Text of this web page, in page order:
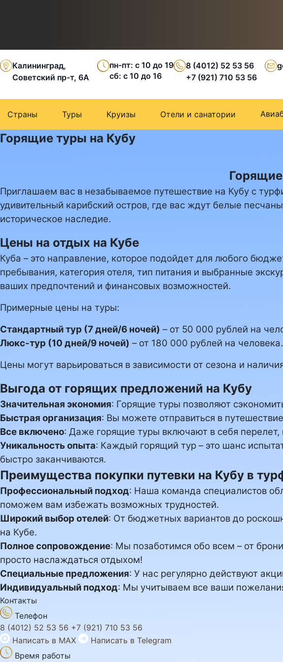
Калининград,
Советский пр-т, 6А
пн-пт: с 10 до 19
сб: с 10 до 16
8 (4012) 52 53 56
+7 (921) 710 53 56
Страны Туры Круизы Отели и санатории
Горящие туры на Кубу
Приглашаем вас в незабываемое путешествие на Кубу с
удивительный карибский остров, где вас ждут белые
историческое наследие.
Цены на отдых на Кубе
Куба – это направление, которое подойдет для любого
пребывания, категория отеля, тип питания и выбранные
ваших предпочтений и финансовых возможностей.
Примерные цены на туры:
Стандартный тур (7 дней/6 ночей) – от 50 000 рублей на
Люкс-тур (10 дней/9 ночей) – от 180 000 рублей на человека.
Цены могут варьироваться в зависимости от сезона и
Выгода от горящих предложений на Кубу
Значительная экономия: Горящие туры позволяют
Быстрая организация: Вы можете отправиться в
Все включено: Даже горящие туры включают в себя
Уникальность опыта: Каждый горящий тур – это шанс
быстро заканчиваются.
Преимущества покупки путевки на Кубу в
Профессиональный подход: Наша команда специалистов
поможем вам избежать возможных трудностей.
Широкий выбор отелей: От бюджетных вариантов до
на Кубе.
Полное сопровождение: Мы позаботимся обо всем – от
просто наслаждаться отдыхом!
Специальные предложения: У нас регулярно действуют
Индивидуальный подход: Мы учитываем все ваши
Контакты
Телефон
8 (4012) 52 53 56 +7 (921) 710 53 56
Написать в MAX
Написать в Telegram
Время работы